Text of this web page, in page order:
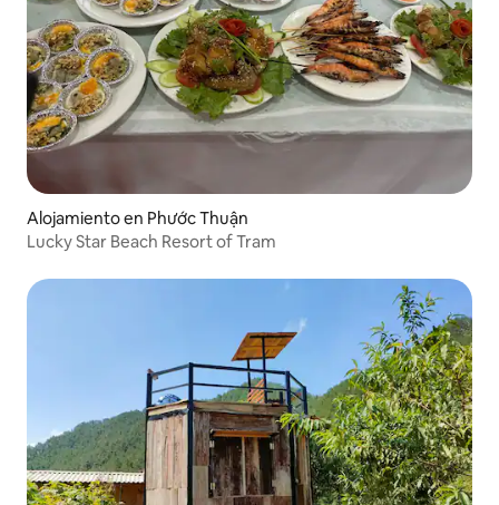
Alojamiento en Phước Thuận
Lucky Star Beach Resort of Tram